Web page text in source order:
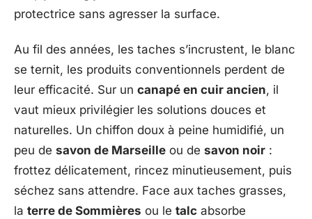
protectrice sans agresser la surface.
Au fil des années, les taches s’incrustent, le blanc
se ternit, les produits conventionnels perdent de
leur efficacité. Sur un canapé en cuir ancien, il
vaut mieux privilégier les solutions douces et
naturelles. Un chiffon doux à peine humidifié, un
peu de savon de Marseille ou de savon noir :
frottez délicatement, rincez minutieusement, puis
séchez sans attendre. Face aux taches grasses,
la terre de Sommières ou le talc absorbe